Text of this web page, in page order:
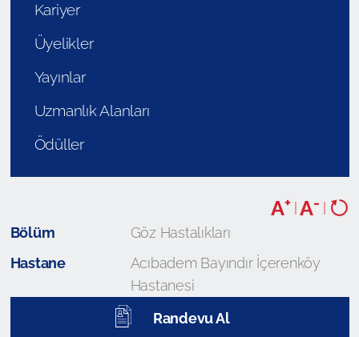
Kariyer
Üyelikler
Yayınlar
Uzmanlık Alanları
Ödüller
A+ A-
Bölüm
Göz Hastalıkları
Hastane
Acıbadem Bayındır İçerenköy
Hastanesi
Randevu Al